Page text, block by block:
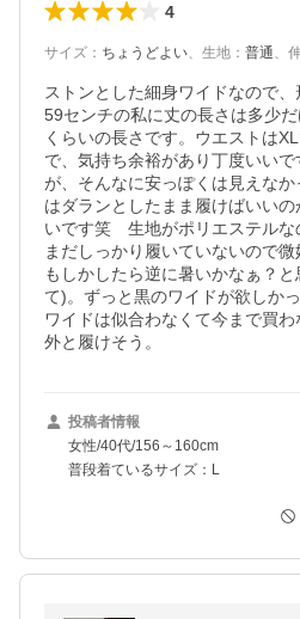
4
サイズ ： ちょうどよい、 生地 ： 普通、
ストンとした細身ワイドなので
59センチの私に丈の長さは多少
くらいの長さです。ウエストは
で、気持ち余裕があり丁度いい
が、そんなに安っぽくは見えな
はダランとしたまま履けばいい
いです笑　生地がポリエステル
まだしっかり履いていないので
もしかしたら逆に暑いかなぁ？
て)。ずっと黒のワイドが欲しか
ワイドは似合わなくて今まで買
外と履けそう。
投稿者情報
女性/40代/156～160cm
普段着ているサイズ：L